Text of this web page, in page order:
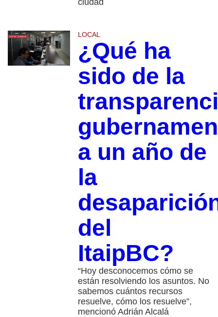
LOCAL
¿Qué ha
sido de la
a un año de
la
del
ItaipBC?
“Hoy desconocemos cómo se
están resolviendo los asuntos. No
sabemos cuántos recursos
resuelve, cómo los resuelve”,
mencionó Adrián Alcalá